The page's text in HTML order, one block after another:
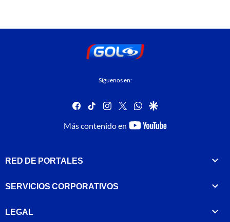
Síguenos en:
facebook
tiktok instagram
twitterwhatsapp
google
Más contenido en
youtube-
RED DE PORTALES
SERVICIOS CORPORATIVOS
LEGAL